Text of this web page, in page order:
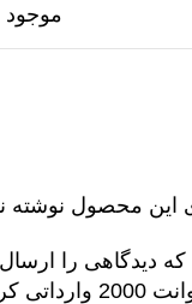
موجود
این محصول
که دیدگاهی را
کره ای”